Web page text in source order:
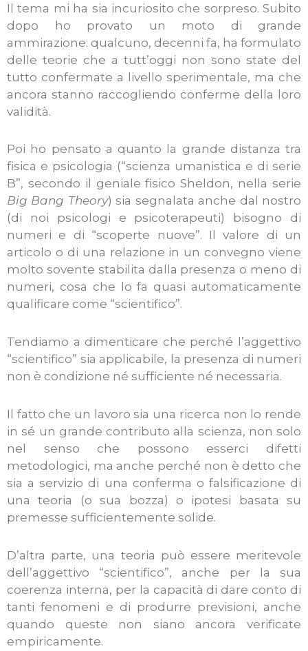
Il tema mi ha sia incuriosito che sorpreso. Subito
dopo ho provato un moto di grande
ammirazione: qualcuno, decenni fa, ha formulato
delle teorie che a tutt’oggi non sono state del
tutto confermate a livello sperimentale, ma che
ancora stanno raccogliendo conferme della loro
validità.
Poi ho pensato a quanto la grande distanza tra
fisica e psicologia (“scienza umanistica e di serie
B”, secondo il geniale fisico Sheldon, nella serie
Big Bang Theory) sia segnalata anche dal nostro
(di noi psicologi e psicoterapeuti) bisogno di
numeri e di “scoperte nuove”. Il valore di un
articolo o di una relazione in un convegno viene
molto sovente stabilita dalla presenza o meno di
numeri, cosa che lo fa quasi automaticamente
qualificare come “scientifico”.
Tendiamo a dimenticare che perché l’aggettivo
“scientifico” sia applicabile, la presenza di numeri
non è condizione né sufficiente né necessaria.
Il fatto che un lavoro sia una ricerca non lo rende
in sé un grande contributo alla scienza, non solo
nel senso che possono esserci difetti
metodologici, ma anche perché non è detto che
sia a servizio di una conferma o falsificazione di
una teoria (o sua bozza) o ipotesi basata su
premesse sufficientemente solide.
D’altra parte, una teoria può essere meritevole
dell’aggettivo “scientifico”, anche per la sua
coerenza interna, per la capacità di dare conto di
tanti fenomeni e di produrre previsioni, anche
quando queste non siano ancora verificate
empiricamente.